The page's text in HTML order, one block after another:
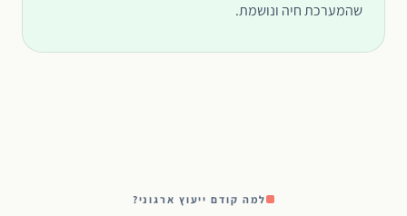
שהמערכת חיה ונושמת.
למה קודם ייעוץ ארגוני?